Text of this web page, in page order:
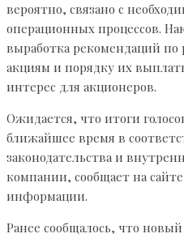
вероятно, связано с
операционных процессов.
выработка рекомендаций по
акциям и порядку их
интерес для акционеров.
Ожидается, что итоги
ближайшее время в
законодательства и
компании, сообщает на
информации.
Ранее сообщалось, что